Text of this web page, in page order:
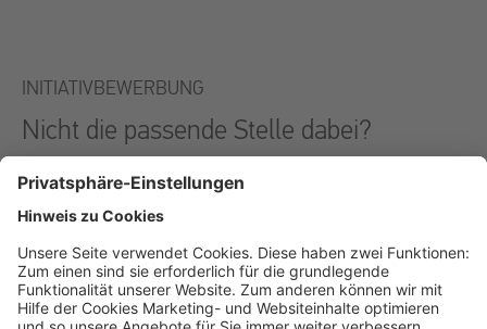
INITIATIVBEWERBUNG
Nicht die passende Stelle dabei?
Bewerben Sie sich initiativ und senden Sie uns alle
wichtigen Unterlagen zu. Gerne suchen wir in unseren
Netzwerken und bei unseren über 4.000 Kunden nach
den richtigen Jobs für Sie.